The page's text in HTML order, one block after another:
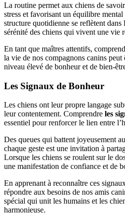
La routine permet aux chiens de
stress et favorisant un équilibre
structure quotidienne se reflètent
sérénité des chiens qui vivent une vie
En tant que maîtres attentifs,
la vie de nos compagnons canins
niveau élevé de bonheur et de bien-
Les Signaux de Bonheur
Les chiens ont leur propre langage
leur contentement. Comprendre les
essentiel pour renforcer le lien entre
Des queues qui battent joyeusement
chaque geste est une invitation à
Lorsque les chiens se roulent sur le
une manifestation de confiance et de
En apprenant à reconnaître ces
répondre aux besoins de nos amis
spécial qui unit les humains et les
harmonieuse.